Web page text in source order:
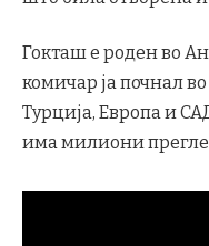
Гокташ е роден во
комичар ја почнал
Турција, Европа и
има милиони